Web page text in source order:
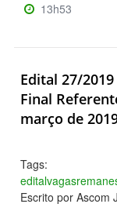
13h53
Edital 27/
Final
março de
Tags:
Escrito por Ascom